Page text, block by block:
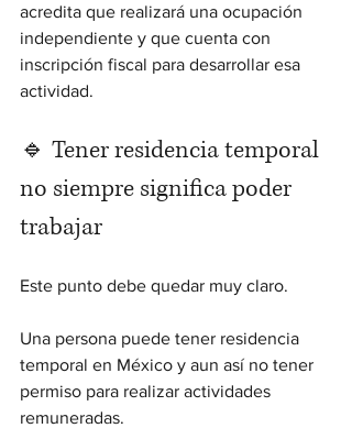
acredita que realizará una ocupación
independiente y que cuenta con
inscripción fiscal para desarrollar esa
actividad.
🔹 Tener residencia temporal
no siempre significa poder
trabajar
Este punto debe quedar muy claro.
Una persona puede tener residencia
temporal en México y aun así no tener
permiso para realizar actividades
remuneradas.